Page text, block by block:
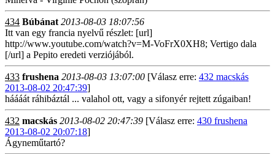
434 Búbánat 2013-08-03 18:07:56
Itt van egy francia nyelvű részlet: [url]
http://www.youtube.com/watch?v=M-VoFrX0XH8; Vertigo dala
[/url] a Pepito eredeti verziójából.
433 frushena 2013-08-03 13:07:00 [Válasz erre: 432 macskás
2013-08-02 20:47:39]
háááát ráhibáztál ... valahol ott, vagy a sifonyér rejtett zúgaiban!
432 macskás 2013-08-02 20:47:39 [Válasz erre: 430 frushena
2013-08-02 20:07:18]
Ágyneműtartó?